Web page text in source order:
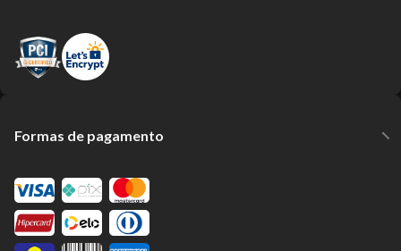
Formas de pagamento